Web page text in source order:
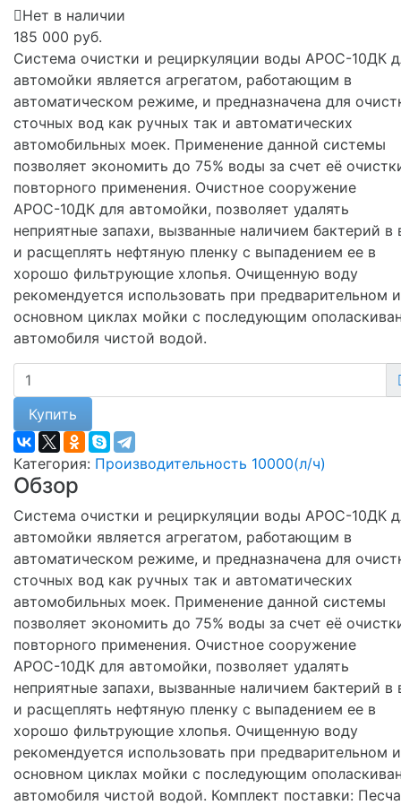
Нет в наличии
185 000 руб.
Система очистки и рециркуляции воды АРОС-10ДК
автомойки является агрегатом, работающим в
автоматическом режиме, и предназначена для
сточных вод как ручных так и автоматических
автомобильных моек. Применение данной системы
позволяет экономить до 75% воды за счет её
повторного применения. Очистное сооружение
АРОС-10ДК для автомойки, позволяет удалять
неприятные запахи, вызванные наличием бактерий в
и расщеплять нефтяную пленку с выпадением ее в
хорошо фильтрующие хлопья. Очищенную воду
рекомендуется использовать при предварительном и
основном циклах мойки с последующим
автомобиля чистой водой.
Купить
Категория: Производительность 10000(л/ч)
Обзор
Система очистки и рециркуляции воды АРОС-10ДК
автомойки является агрегатом, работающим в
автоматическом режиме, и предназначена для
сточных вод как ручных так и автоматических
автомобильных моек. Применение данной системы
позволяет экономить до 75% воды за счет её
повторного применения. Очистное сооружение
АРОС-10ДК для автомойки, позволяет удалять
неприятные запахи, вызванные наличием бактерий в
и расщеплять нефтяную пленку с выпадением ее в
хорошо фильтрующие хлопья. Очищенную воду
рекомендуется использовать при предварительном и
основном циклах мойки с последующим
автомобиля чистой водой. Комплект поставки: